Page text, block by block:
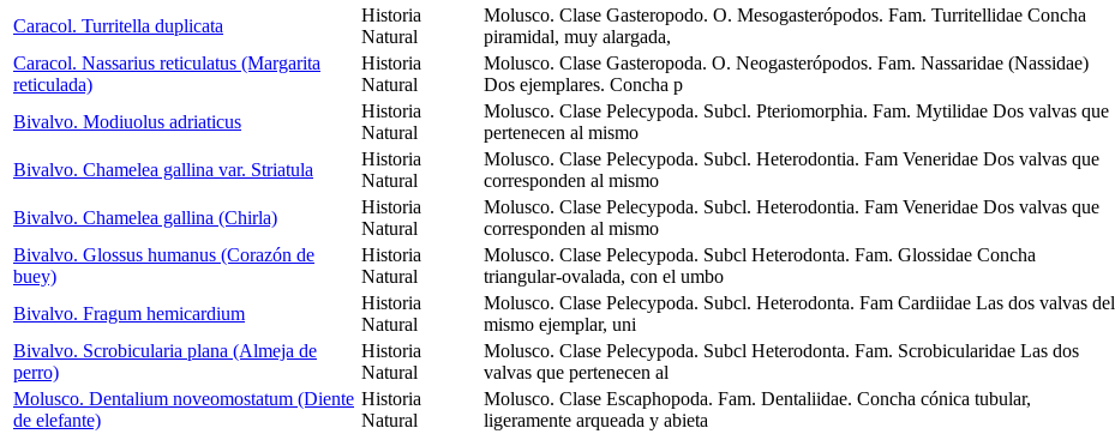
Caracol. Turritella duplicata
Historia
Natural
Molusco. Clase Gasteropodo. O. Mesogasterópodos. Fam. Turritellidae Concha
piramidal, muy alargada,
Caracol. Nassarius reticulatus (Margarita
reticulada)
Historia
Natural
Molusco. Clase Gasteropoda. O. Neogasterópodos. Fam. Nassaridae (Nassidae)
Dos ejemplares. Concha p
Bivalvo. Modiuolus adriaticus
Historia
Natural
Molusco. Clase Pelecypoda. Subcl. Pteriomorphia. Fam. Mytilidae Dos valvas que
pertenecen al mismo
Bivalvo. Chamelea gallina var. Striatula
Historia
Natural
Molusco. Clase Pelecypoda. Subcl. Heterodontia. Fam Veneridae Dos valvas que
corresponden al mismo
Bivalvo. Chamelea gallina (Chirla)
Historia
Natural
Molusco. Clase Pelecypoda. Subcl. Heterodontia. Fam Veneridae Dos valvas que
corresponden al mismo
Bivalvo. Glossus humanus (Corazón de
buey)
Historia
Natural
Molusco. Clase Pelecypoda. Subcl Heterodonta. Fam. Glossidae Concha
triangular-ovalada, con el umbo
Bivalvo. Fragum hemicardium
Historia
Natural
Molusco. Clase Pelecypoda. Subcl. Heterodonta. Fam Cardiidae Las dos valvas del
mismo ejemplar, uni
Bivalvo. Scrobicularia plana (Almeja de
perro)
Historia
Natural
Molusco. Clase Pelecypoda. Subcl Heterodonta. Fam. Scrobicularidae Las dos
valvas que pertenecen al
Molusco. Dentalium noveomostatum (Diente
de elefante)
Historia
Natural
Molusco. Clase Escaphopoda. Fam. Dentaliidae. Concha cónica tubular,
ligeramente arqueada y abieta